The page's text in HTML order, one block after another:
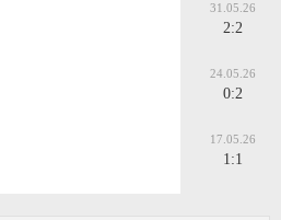
31.05.26
2:2
24.05.26
0:2
17.05.26
1:1